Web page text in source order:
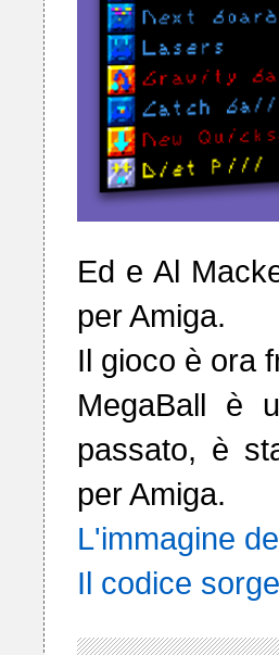
Ed e Al
per Amiga.
Il gioco è ora
MegaBall è
passato, è
L'immagine
Il codice